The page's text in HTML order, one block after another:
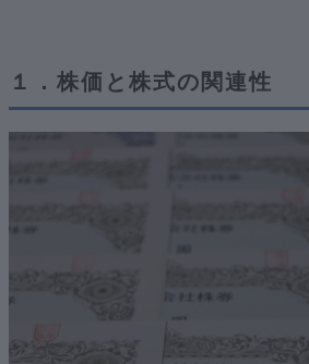
１．株価と株式の関連性